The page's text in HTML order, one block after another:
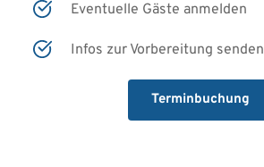
Eventuelle Gäste anmelden
Infos zur Vorbereitung senden
Terminbuchung